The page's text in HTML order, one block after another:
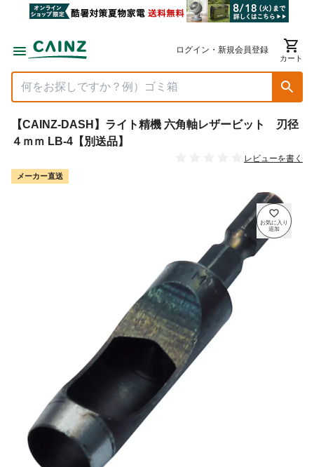
ログイン・新規会員登録
カート
【CAINZ-DASH】ライト精機 六角軸レザービット 刃径
４ｍｍ LB-4【別送品】
レビューを書く
メーカー直送